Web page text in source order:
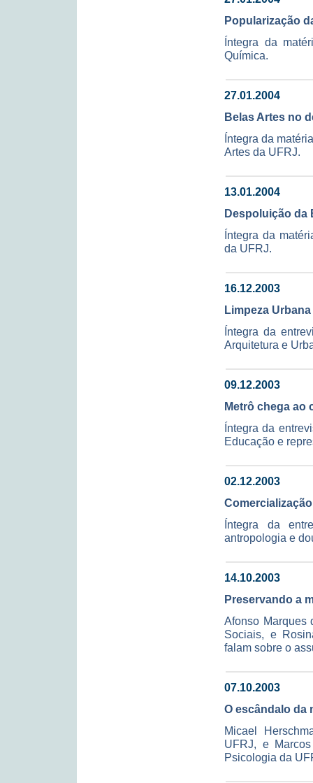
Popularização
Íntegra da
Química.
27.01.2004
Belas Artes no
Íntegra da
Artes da UFRJ.
13.01.2004
Despoluição da
Íntegra da
da UFRJ.
16.12.2003
Limpeza Urbana
Íntegra da
Arquitetura e
09.12.2003
Metrô chega ao
Íntegra da
Educação e
02.12.2003
Íntegra da
antropologia e
14.10.2003
Preservando a
Afonso Marques
Sociais, e
falam sobre o
07.10.2003
O escândalo da
Micael
UFRJ, e
Psicologia da